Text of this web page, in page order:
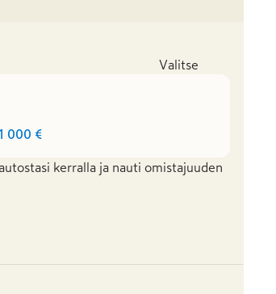
Valitse
000 €
kerralla ja nauti omistajuuden